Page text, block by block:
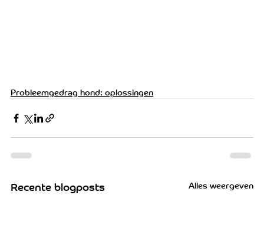
Probleemgedrag hond: oplossingen
Recente blogposts Alles weergeven